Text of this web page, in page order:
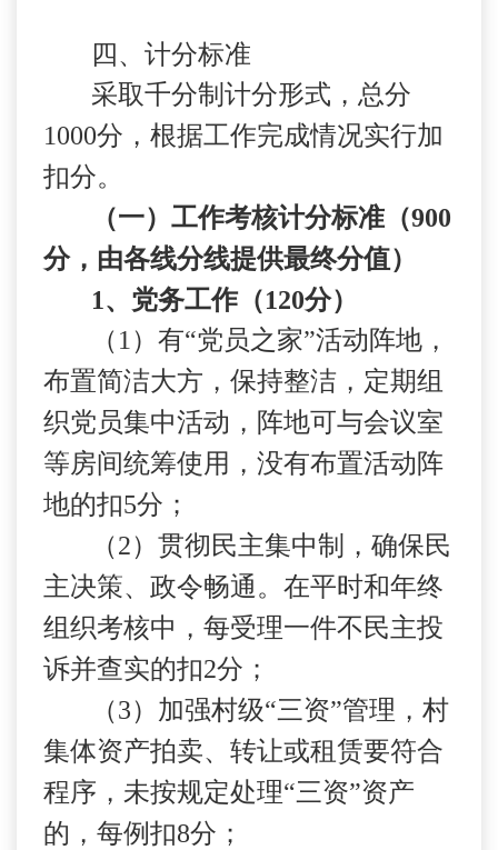
四、计分标准
采取千分制计分形式，总分
1000分，根据工作完成情况实行加
扣分。
（一）工作考核计分标准（900
分，由各线分线提供最终分值）
1、党务工作（120分）
（ 1 ）有“党员之家”活动阵地，
布置简洁大方，保持整洁，定期组
织党员集中活动，阵地可与会议室
等房间统筹使用，没有布置活动阵
地的扣5分；
（2）贯彻民主集中制，确保民
主决策、政令畅通。在平时和年终
组织考核中，每受理一件不民主投
诉并查实的扣2分；
（3）加强村级“三资”管理，村
集体资产拍卖、转让或租赁要符合
程序，未按规定处理“三资”资产
的，每例扣8分；